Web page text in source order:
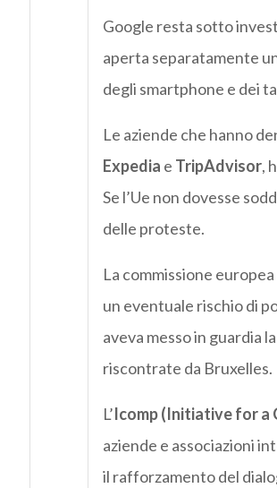
Google resta sotto
aperta separatamente
degli smartphone e dei
Le aziende che hanno
Expedia e TripAdvisor,
Se l’Ue non dovesse
delle proteste.
La commissione
un eventuale rischio di
aveva messo in guardia
riscontrate da Bruxelles.
L’Icomp (Initiative for a
aziende e associazioni
il rafforzamento del